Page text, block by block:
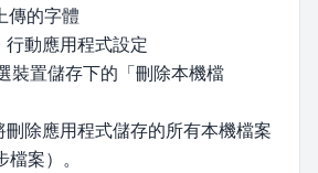
傳的字體
動應用程式設定
裝置儲存下的「刪除本機檔
除應用程式儲存的所有本機檔案
檔案）。